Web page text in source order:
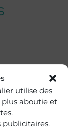
utilise des
plus aboutie et
publicitaires.